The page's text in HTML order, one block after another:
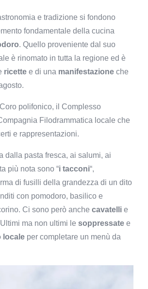
e tradizione si fondono
fondamentale della cucina
. Quello proveniente dal suo
è rinomato in tutta la regione ed è
ricette e di una manifestazione che
polifonico, il Complesso
Filodrammatica locale che
e rappresentazioni.
dalla pasta fresca, ai salumi, ai
più nota sono “i tacconi“,
di fusilli della grandezza di un dito
con pomodoro, basilico e
Ci sono però anche cavatelli e
ma non ultimi le soppressate e
locale per completare un menù da